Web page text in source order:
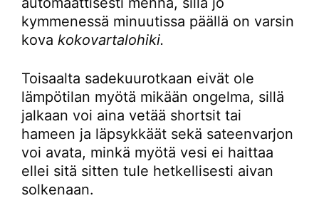
kymmenessä minuutissa päällä on varsin
kova kokovartalohiki.
Toisaalta sadekuurotkaan eivät ole
lämpötilan myötä mikään ongelma, sillä
jalkaan voi aina vetää shortsit tai
hameen ja läpsykkäät sekä sateenvarjon
voi avata, minkä myötä vesi ei haittaa
ellei sitä sitten tule hetkellisesti aivan
solkenaan.